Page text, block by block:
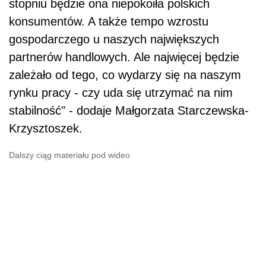
stopniu będzie ona niepokoiła polskich
konsumentów. A także tempo wzrostu
gospodarczego u naszych największych
partnerów handlowych. Ale najwięcej będzie
zależało od tego, co wydarzy się na naszym
rynku pracy - czy uda się utrzymać na nim
stabilność" - dodaje Małgorzata Starczewska-
Krzysztoszek.
Dalszy ciąg materiału pod wideo